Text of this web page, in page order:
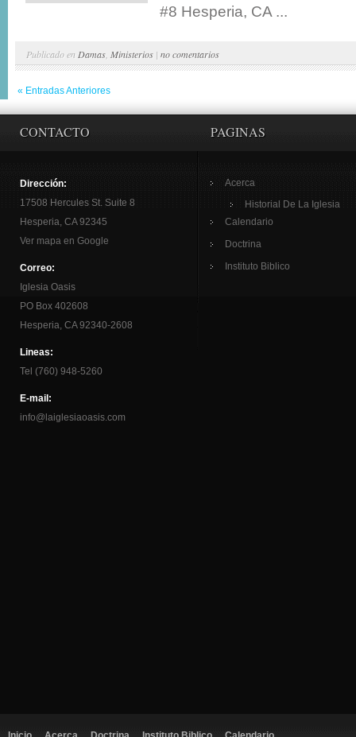
#8 Hesperia, CA ...
Publicado en Damas Ministerios | no comentarios
« Entradas Anteriores
CONTACTO
Dirección:
17508 Hercules St. Suite 8
Hesperia, CA 92345
Ver mapa en Google
Correo:
Iglesia Oasis
PO Box 402608
Hesperia, CA 92340-2608
Lineas:
Tel (760) 948-5260
E-mail:
info@laiglesiaoasis.com
PAGINAS
Acerca
Historial De La Iglesia
Calendario
Doctrina
Instituto Biblico